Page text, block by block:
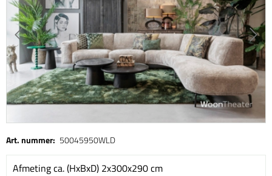
Art. nummer: 50045950WLD
Afmeting ca. (HxBxD) 2x300x290 cm